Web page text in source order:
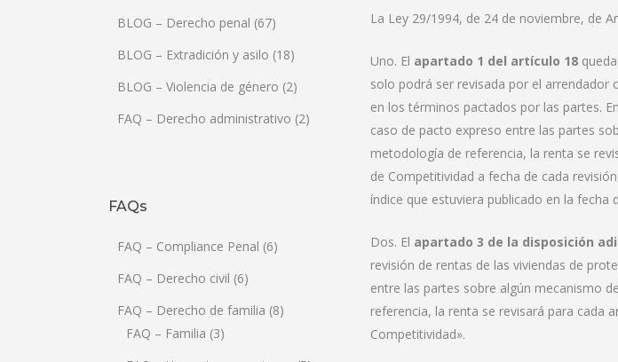
BLOG – Derecho penal (67)
BLOG – Extradición y asilo (18)
BLOG – Violencia de género (2)
FAQ – Derecho administrativo (2)
FAQs
FAQ – Compliance Penal (6)
FAQ – Derecho civil (6)
FAQ – Derecho de familia (8)
FAQ – Familia (3)
La Ley 29/1994, de 24 de noviembre, de
Uno. El apartado 1 del artículo 18
solo podrá ser revisada por el arrendador
en los términos pactados por las partes.
caso de pacto expreso entre las partes
metodología de referencia, la renta se
de Competitividad a fecha de cada
índice que estuviera publicado en la fecha
Dos. El apartado 3 de la disposición
revisión de rentas de las viviendas de
entre las partes sobre algún mecanismo
referencia, la renta se revisará para cada
Competitividad».